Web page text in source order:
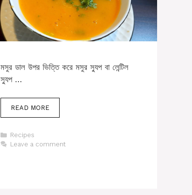
মসুর ডাল উপর ভিত্তি করে মসুর স্যুপ বা লেন্টিল
স্যুপ …
READ MORE
Categories
Recipes
Leave a comment